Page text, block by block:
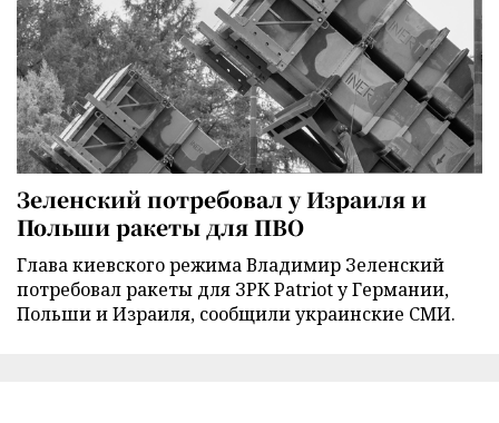
Зеленский потребовал у Израиля и
Польши ракеты для ПВО
Глава киевского режима Владимир Зеленский
потребовал ракеты для ЗРК Patriot у Германии,
Польши и Израиля, сообщили украинские СМИ.